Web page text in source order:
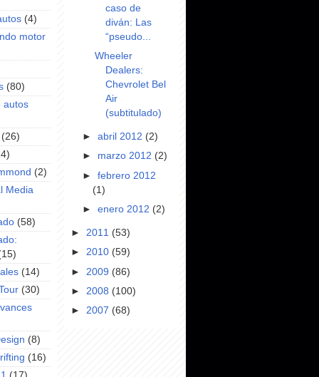
(4)
motor
(80)
autos
(26)
(2)
Media
(58)
(14)
(30)
(8)
(16)
caso de
diván: Las
“pseudo...
Wheeler
Dealers:
Chevrolet Bel
Air
(subtitulado)
►abril 2012 (2)
► marzo 2012 (2)
►febrero 2012
(1)
►enero 2012 (2)
► 2011 (53)
► 2010 (59)
► 2009 (86)
► 2008 (100)
► 2007 (68)